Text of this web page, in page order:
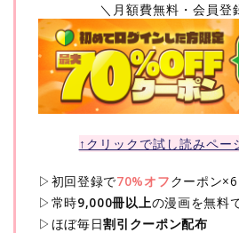
＼月額費無料・会員登
↑クリックで試し読みペー
▷初回登録で70%オフクーポン
▷常時9,000冊以上の漫画を無料
▷ほぼ毎日割引クーポン配布